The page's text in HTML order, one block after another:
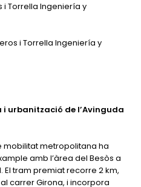
i Torrella Ingeniería y
i Torrella Ingeniería y
urbanització de l’Avinguda
metropolitana ha
amb l’àrea del Besòs a
El tram premiat recorre 2 km,
carrer Girona, i incorpora